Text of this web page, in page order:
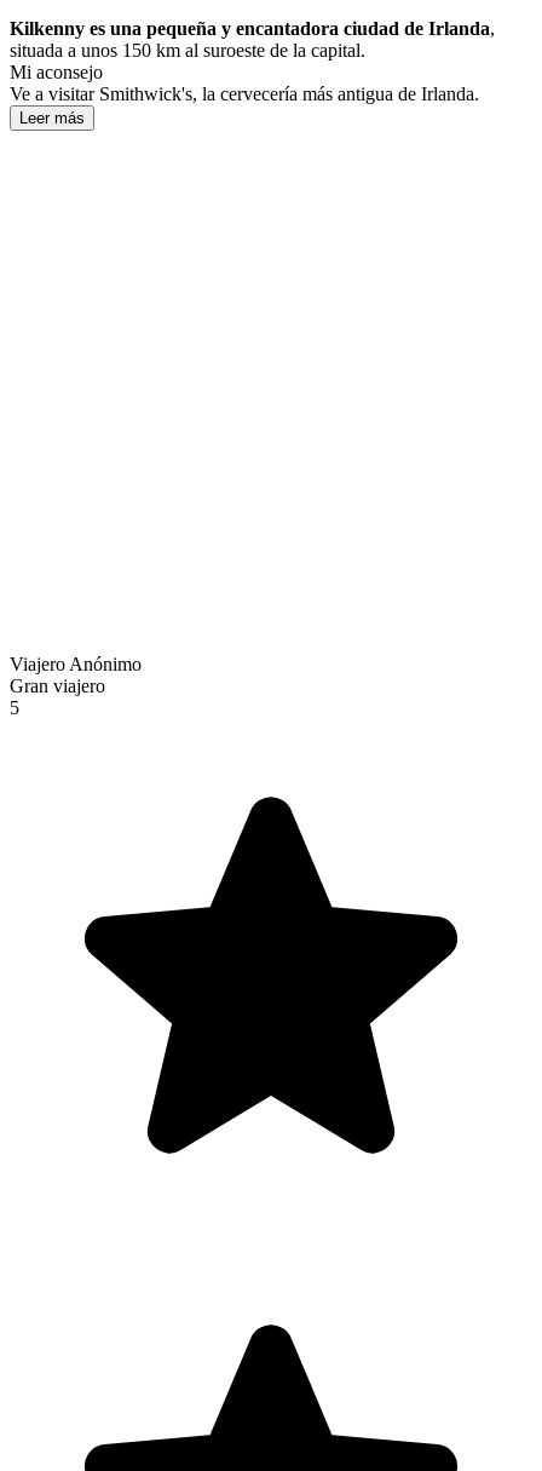
Kilkenny es una pequeña y encantadora ciudad de Irlanda, ​​
situada a unos 150 km al suroeste de la capital.
Mi aconsejo
Ve a visitar Smithwick's, la cervecería más antigua de Irlanda.
Leer más
Viajero Anónimo
Gran viajero
5